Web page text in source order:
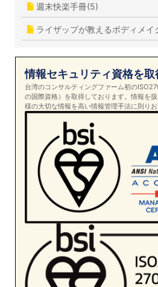
週末快楽手冊(5)
ライザップが教えるボディメイ
情報セキュリティ資格を
台湾のコンサルティングファーム初の
の国際資格）を取得しております。情報を
様の大切な情報を高い情報管理手法に則りお